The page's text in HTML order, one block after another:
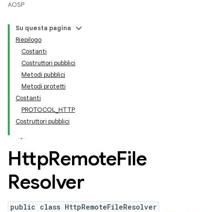
AOSP
Su questa pagina
Riepilogo
Costanti
Costruttori pubblici
Metodi pubblici
Metodi protetti
Costanti
PROTOCOL_HTTP
Costruttori pubblici
HttpRemoteFile
Resolver
public class HttpRemoteFileResolver